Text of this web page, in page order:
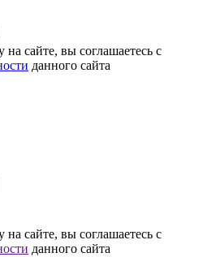
сайте, вы соглашаетесь с
данного сайта
сайте, вы соглашаетесь с
данного сайта